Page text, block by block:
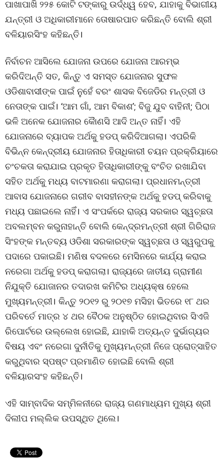
ପାଖାପାଖି ୨୨୫ କୋଟି ଟଙ୍କାରୁ ଉର୍ଦ୍ଧ୍ୱ ହେବ, ଯାହାକୁ ବିଭାଗୀୟ
ଯନ୍ତ୍ରୀ ଓ ଅଧିକାରୀମାନେ ତୋଷାରପାତ କରିଛନ୍ତି ବୋଲି ଶ୍ରୀ
ବଳିୟାରସିଂହ କହିଛନ୍ତି।
ନିର୍ବାଚନ ଆସିଲେ ଯୋଜନା ଉପରେ ଯୋଜନା ଆରମ୍ଭ
କରିଦିଅନ୍ତି ସତ, କିନ୍ତୁ ଏ ସମସ୍ତ ଯୋଜନାର ସୁଫଳ
ଓଡିଶାବାସୀଙ୍କ ପାଇଁ ନୁହେଁ ବରଂ ଶାସକ ବିଜେଡିର ମନ୍ତ୍ରୀ ଓ
ନେତାଙ୍କ ପାଇଁ। ‘ଆମ ଗାଁ, ଆମ ବିକାଶ’; ବିଜୁ ଯୁବ ବାହିନୀ; ପିଠା
ଭଳି ଅନେକ ଯୋଜନାର କୈାଣସି ଆଦି ଅନ୍ତ ନାହିଁ। ଏହି
ଯୋଜନାରେ ବ୍ୟାପକ ଅର୍ଥକୁ ହଡପ୍ କରିଦିଆଗଲା। ଏପରିକି
ବିଭିନ୍ନ କେନ୍ଦ୍ରୀୟ ଯୋଜନାର ହିତାଧିକାରୀ ଚୟନ ପ୍ରକ୍ରିୟାରେ
ଚଂଚକତା କରାଯାଇ ପ୍ରକୃତ ହିତାଧିକାରୀଙ୍କୁ ବଂଚିତ ରଖାଯିବା
ସହିତ ଅର୍ଥକୁ ମଧ୍ୟ ବାଟମାରଣା କରାଗଲା। ପ୍ରଧାନମନ୍ତ୍ରୀ
ଆବାସ ଯୋଜନାରେ ଗରୀବ ବାସହୀନଙ୍କ ଅର୍ଥକୁ ହଡପ୍ କରିବାକୁ
ମଧ୍ୟ ପଛାଇଲେ ନାହିଁ। ଏ ସଂପର୍କରେ ରାଜ୍ୟ ସରକାର ସ୍ୱଚ୍ଛତା
ଅବଲମ୍ବନ କରୁନାହାନ୍ତି ବୋଲି କେନ୍ଦ୍ରମନ୍ତ୍ରୀ ଶ୍ରୀ ଗିରିରାଜ
ସିଂହଙ୍କ ମନ୍ତବ୍ୟ ଓଡିଶା ସରକାରଙ୍କ ସ୍ୱଚ୍ଛତା ଓ ସ୍ୱରୁପକୁ
ପଦାରେ ପକାଇଛି। ମଣିଷ ବଦଳରେ ମେସିନରେ କାର୍ଯ୍ୟ କରାଇ
ନରେଗା ଅର୍ଥକୁ ହଡପ୍ କରାଗଲା। ରାଜ୍ୟରେ ଜାତୀୟ ଗ୍ରାମୀଣ
ନିଯୁକ୍ତି ଯୋଜାନର ତଦାରଖ କମିଟିର ଅଧ୍ୟକ୍ଷ ହେଲେ
ମୁଖ୍ୟମନ୍ତ୍ରୀ। କିନ୍ତୁ ୨୦୧୨ ରୁ ୨୦୧୭ ମସିହା ଭିତରେ ୧୮ ଥର
ପରିବର୍ତେ ମାତ୍ର ୪ ଥର ବୈଠକ ଅନୁଷ୍ଠିତ ହୋଇଥିବାର ସିଏଜି
ରିପୋର୍ଟରେ ଉଲ୍ଲେଖ ହୋଇଛି, ଯାହାକି ଅତ୍ୟନ୍ତ ଦୁର୍ଭାଗ୍ୟର
ବିଷୟ ଏବଂ ନରେଗା ଦୁର୍ନୀତିକୁ ମୁଖ୍ୟମନ୍ତ୍ରୀ ନିଜେ ପ୍ରୋତ୍ସାହିତ
କରୁଥିବାର ସ୍ପଷ୍ଟ ପ୍ରମାଣିତ ହୋଇଛି ବୋଲି ଶ୍ରୀ
ବଳିୟାରସଂହ କହିଛନ୍ତି।
ଏହି ସାମ୍ବାଦିକ ସମ୍ମିଳନୀରେ ରାଜ୍ୟ ଗଣମାଧ୍ୟମ ମୁଖ୍ୟ ଶ୍ରୀ
ଦିଲୀପ ମଲ୍ଲିକ ଉପସ୍ଥିତ ଥିଲେ।